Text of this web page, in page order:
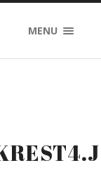
MENU